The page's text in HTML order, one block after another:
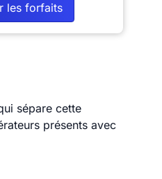
les forfaits
sépare cette
présents avec